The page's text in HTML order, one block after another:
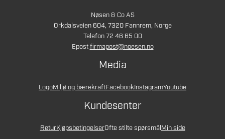
Nøsen & Co AS
Orkdalsveien 604, 7320 Fannrem, Norge
Telefon 72 46 65 00
Epostfirmapost@noesen.no
Media
LogoMiljø og bærekraftFacebookInstagramYoutube
Kundesenter
ReturKjøpsbetingelserOfte stilte spørsmålMin side